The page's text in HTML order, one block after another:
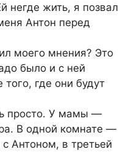
жить, я позвал
Антон перед
моего мнения? Это
было и с ней
где они будут
просто. У мамы —
В одной комнате —
Антоном, в третьей